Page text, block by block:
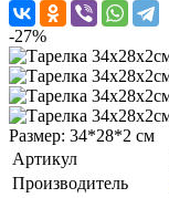
-27%
Размер: 34*28*2 см
Артикул
Производитель